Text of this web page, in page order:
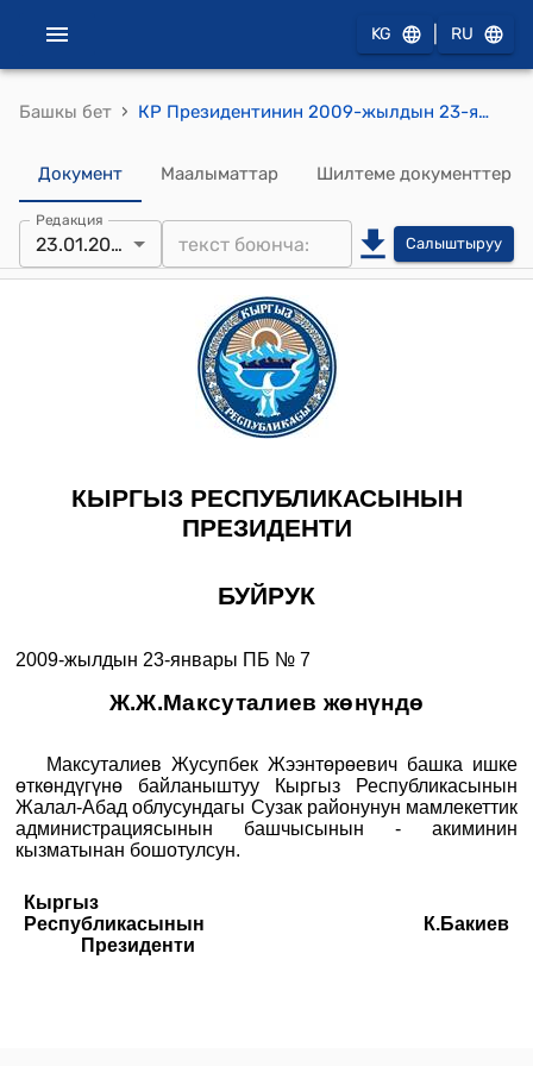
KG RU
Башкы бет › КР Президентинин 2009-жылдын 23-январындагы ПБ № 7 "Ж.Ж.Максуталиев жөнүндө"
Документ Маалыматтар Шилтеме документтер
Редакция
23.01.2009 Салыштыруу